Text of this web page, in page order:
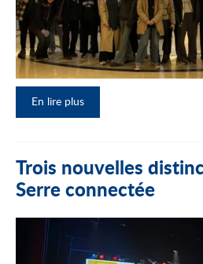
En lire plus
Trois nouvelles
Serre connectée